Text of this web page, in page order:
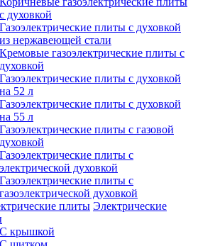
с духовкой
Газоэлектрические плиты с духовкой
из нержавеющей стали
Кремовые газоэлектрические плиты с
духовкой
Газоэлектрические плиты с духовкой
на 52 л
Газоэлектрические плиты с духовкой
на 55 л
Газоэлектрические плиты с газовой
духовкой
Газоэлектрические плиты с
электрической духовкой
Газоэлектрические плиты с
газоэлектрической духовкой
Электрические
С крышкой